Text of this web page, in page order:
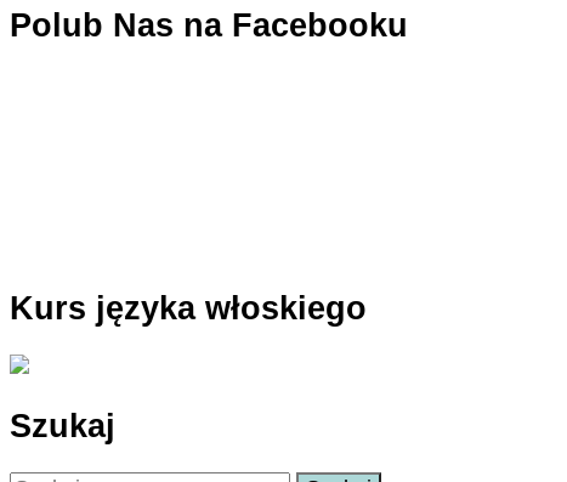
Polub Nas na Facebooku
Kurs języka włoskiego
Szukaj